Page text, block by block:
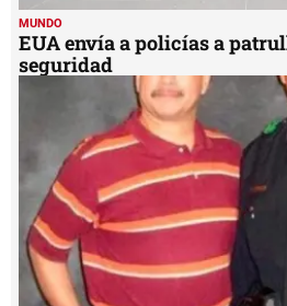
MUNDO
EUA envía a policías a
seguridad